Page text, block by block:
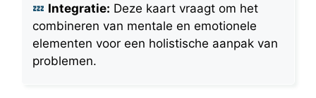
Integratie: Deze kaart vraagt om het
combineren van mentale en emotionele
elementen voor een holistische aanpak van
problemen.